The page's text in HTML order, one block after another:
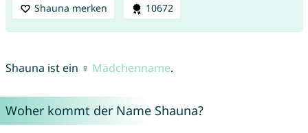
Shauna merken 10672
Shauna ist ein ♀ Mädchenname.
Woher kommt der Name Shauna?